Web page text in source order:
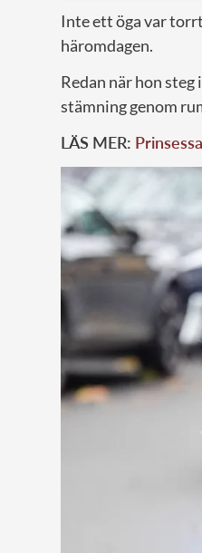
Inte ett öga var
häromdagen.
Redan när hon
stämning genom
LÄS MER: